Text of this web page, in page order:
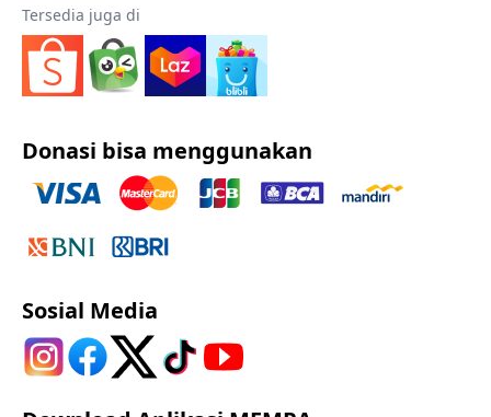
Tersedia juga di
Donasi bisa menggunakan
Sosial Media